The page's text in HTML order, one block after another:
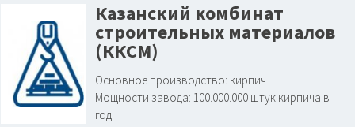
Казанский комбинат
строительных материалов
(ККСМ)
Основное производство: кирпич
Мощности завода: 100.000.000 штук кирпича в
год